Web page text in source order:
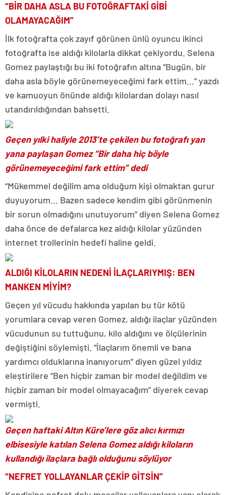
“BİR DAHA ASLA BU FOTOĞRAFTAKİ GİBİ
OLAMAYACAĞIM”
İlk fotoğrafta çok zayıf görünen ünlü oyuncu ikinci
fotoğrafta ise aldığı kilolarla dikkat çekiyordu. Selena
Gomez paylaştığı bu iki fotoğrafın altına “Bugün, bir
daha asla böyle görünemeyeceğimi fark ettim…” yazdı
ve kamuoyun önünde aldığı kilolardan dolayı nasıl
utandırıldığından bahsetti.
Geçen yılki haliyle 2013’te çekilen bu fotoğrafı yan
yana paylaşan Gomez “Bir daha hiç böyle
görünemeyeceğimi fark ettim” dedi
“Mükemmel değilim ama olduğum kişi olmaktan gurur
duyuyorum… Bazen sadece kendim gibi görünmenin
bir sorun olmadığını unutuyorum” diyen Selena Gomez
daha önce de defalarca kez aldığı kilolar yüzünden
internet trollerinin hedefi haline geldi.
ALDIĞI KİLOLARIN NEDENİ İLAÇLARIYMIŞ: BEN
MANKEN MİYİM?
Geçen yıl vücudu hakkında yapılan bu tür kötü
yorumlara cevap veren Gomez, aldığı ilaçlar yüzünden
vücudunun su tuttuğunu, kilo aldığını ve ölçülerinin
değiştiğini söylemişti. “İlaçlarım önemli ve bana
yardımcı olduklarına inanıyorum” diyen güzel yıldız
eleştirilere “Ben hiçbir zaman bir model değildim ve
hiçbir zaman bir model olmayacağım” diyerek cevap
vermişti.
Geçen haftaki Altın Küre’lere göz alıcı kırmızı
elbisesiyle katılan Selena Gomez aldığı kiloların
kullandığı ilaçlara bağlı olduğunu söylüyor
“NEFRET YOLLAYANLAR ÇEKİP GİTSİN”